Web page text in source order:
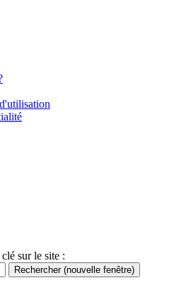
sur le site :
Rechercher (nouvelle fenêtre)